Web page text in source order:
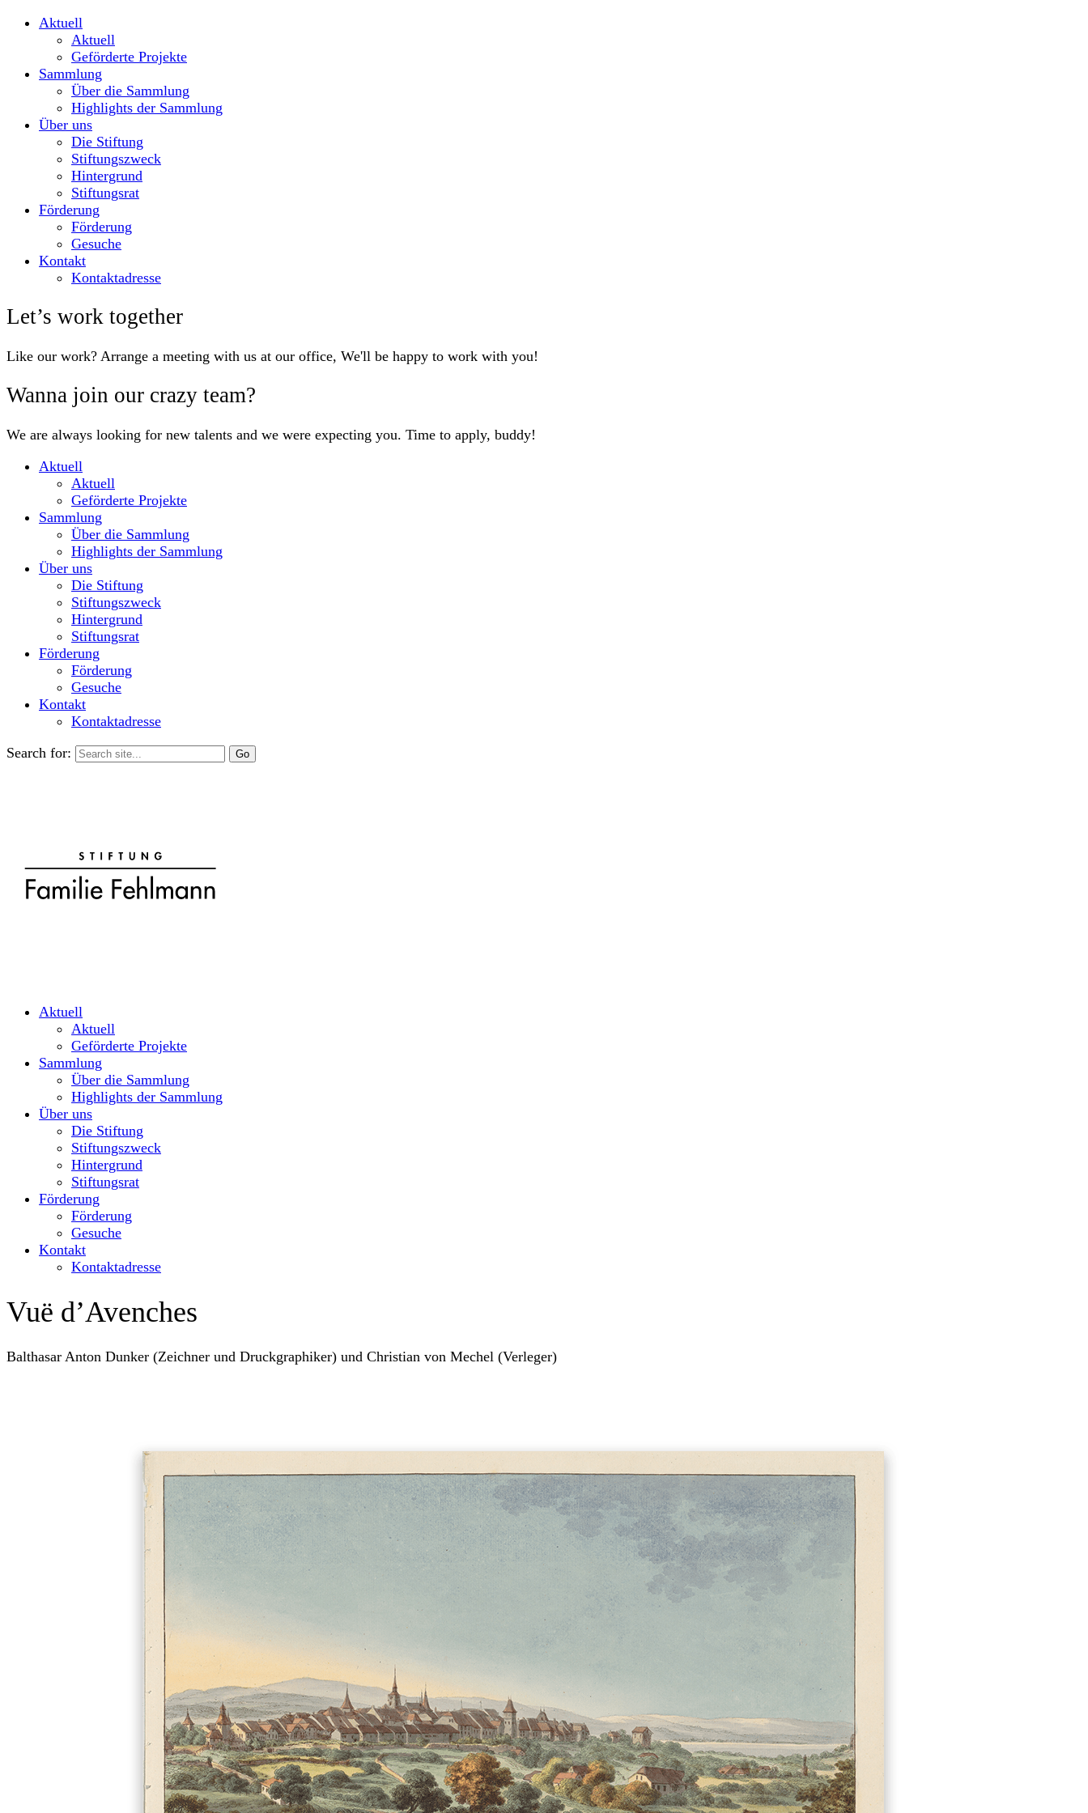
Aktuell
Aktuell
Geförderte Projekte
Sammlung
Über die Sammlung
Highlights der Sammlung
Über uns
Die Stiftung
Stiftungszweck
Hintergrund
Stiftungsrat
Förderung
Förderung
Gesuche
Kontakt
Kontaktadresse
Let’s work together
Like our work? Arrange a meeting with us at our office, We'll be happy to work with you!
Wanna join our crazy team?
We are always looking for new talents and we were expecting you. Time to apply, buddy!
Aktuell
Aktuell
Geförderte Projekte
Sammlung
Über die Sammlung
Highlights der Sammlung
Über uns
Die Stiftung
Stiftungszweck
Hintergrund
Stiftungsrat
Förderung
Förderung
Gesuche
Kontakt
Kontaktadresse
Search for:
Aktuell
Aktuell
Geförderte Projekte
Sammlung
Über die Sammlung
Highlights der Sammlung
Über uns
Die Stiftung
Stiftungszweck
Hintergrund
Stiftungsrat
Förderung
Förderung
Gesuche
Kontakt
Kontaktadresse
Vuë d’Avenches
Balthasar Anton Dunker (Zeichner und Druckgraphiker) und Christian von Mechel (Verleger)